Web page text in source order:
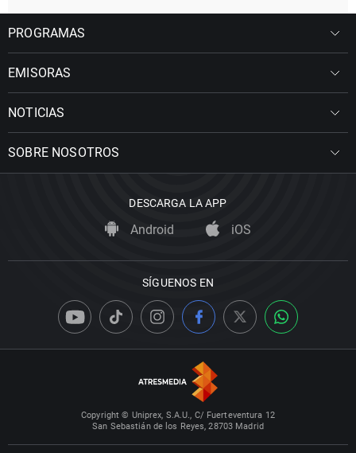
PROGRAMAS
EMISORAS
NOTICIAS
SOBRE NOSOTROS
DESCARGA LA APP
Android iOS
SÍGUENOS EN
Copyright © Uniprex, S.A.U., C/ Fuerteventura 12
San Sebastián de los Reyes, 28703 Madrid